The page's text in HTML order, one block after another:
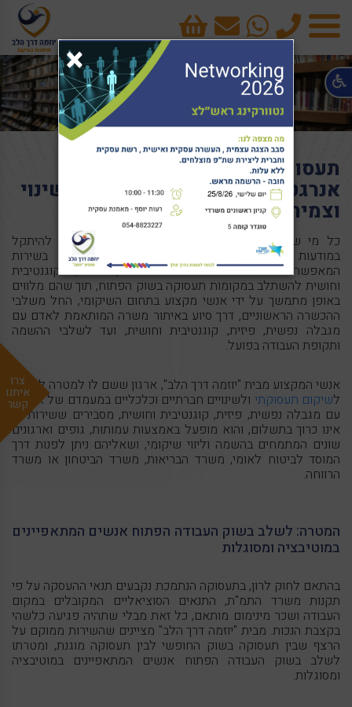
תפריט
טלפון cart
צרו
איתנו
קשר
תעסוקה נתמכת: דרושים אנשים
אנרגטיים ובעלי אמונה ביכולת לשינוי
וצמיחה
כל מי שנמצא בתהליך של חיפוש אחר עבודה עשוי להיתקל
במודעות בקונספט "תעסוקה נתמכת דרושים". מדובר בשירות
המאפשר לאנשים עם מגבלה נפשית, פיזית, קוגנטיבית
וחושית להשתלב במקומות תעסוקה בשוק הפתוח, תוך שהם מלווים
באופן מתמשך על ידי אנשי מקצוע בתחום השיקומי, החל משלבי
ההכשרה הראשוניים, דרך סיוע באיתור משרה המותאמת לאדם עם
מגבלה נפשית, פיזית, קוגנטיבית וחושית, ועד לשלבי ההשמה
ותקופת העבודה בפועל.
אנשי המקצוע מבית "יוזמה דרך הלב", ארגון ששם לו למטרה להוביל
לשיקום תעסוקתי ולשינויים חברתיים וכלכליים במעמדם של אנשים
עם מגבלה נפשית, פיזית, קוגנטיבית וחושית, מסבירים ששירות זה
אינו כרוך בתשלום, והוא מופעל באמצעות עמותות, גופים וארגונים
שונים המתמחים בהשמה וליווי שיקומי, ושאליהם ניתן לפנות דרך
המוסד לביטוח לאומי, משרד הבריאות, משרד הביטחון או משרד
הרווחה.
המטרה: לשלב בשוק העבודה הפתוח אנשים המתאפיינים
במוטיבציה ומסוגלות
בהתאם לחוק לרון, בתעסוקה הנתמכת נקבעים תנאי ההעסקה על פי
תקנות משרד התמ"ת, התנאים הסוציאליים המקובלים במקום
העבודה ושכר מינימום מותאם, כל זאת מבלי שתהיה פגיעה כלשהי
בקצבת הנכות. מבית "יוזמה דרך הלב" מציינים שהשירות ממוקם על
הרצף שבין תעסוקה בשוק החופשי לבין תעסוקה מוגנת, ומטרתו
לשלב בשוק העבודה הפתוח אנשים המתאפיינים במוטיבציה
ומסוגלות.
×